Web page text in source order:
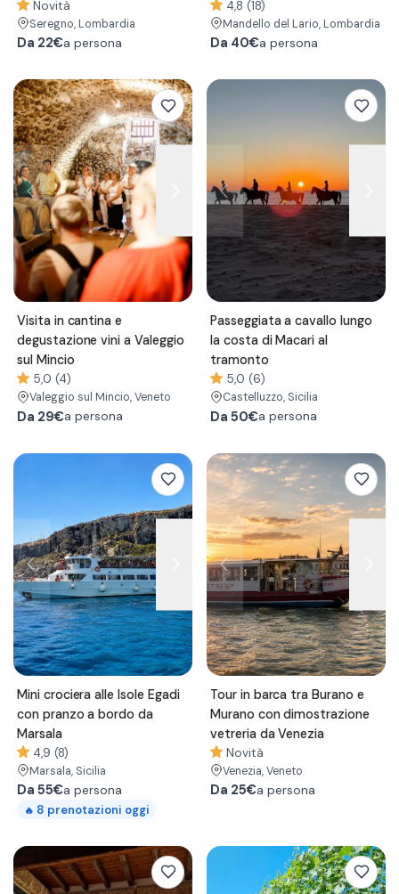
Novità
Seregno, Lombardia
Da 22€a persona
4,8 (18)
Mandello del Lario, Lombardia
Da 40€a persona
Visita in cantina e
degustazione vini a Valeggio
sul Mincio
5,0 (4)
Valeggio sul Mincio, Veneto
Da 29€a persona
Passeggiata a cavallo lungo
la costa di Macari al
tramonto
5,0 (6)
Castelluzzo, Sicilia
Da 50€a persona
Mini crociera alle Isole Egadi
con pranzo a bordo da
Marsala
4,9 (8)
Marsala, Sicilia
Da 55€a persona
🔥 8 prenotazioni oggi
Tour in barca tra Burano e
Murano con dimostrazione
vetreria da Venezia
Novità
Venezia, Veneto
Da 25€a persona